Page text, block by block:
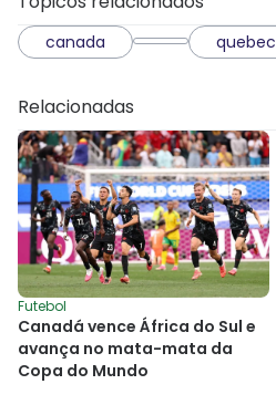
canada quebec
Relacionadas
Futebol
Canadá vence África do Sul e
avança no mata-mata da
Copa do Mundo